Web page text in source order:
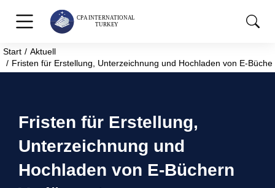
Sie befinden sich hier:
Start
Aktuell
Fristen für Erstellung, Unterzeichnung und Hochladen von E-
Fristen für Erstellung,
Unterzeichnung und
Hochladen von E-Büchern